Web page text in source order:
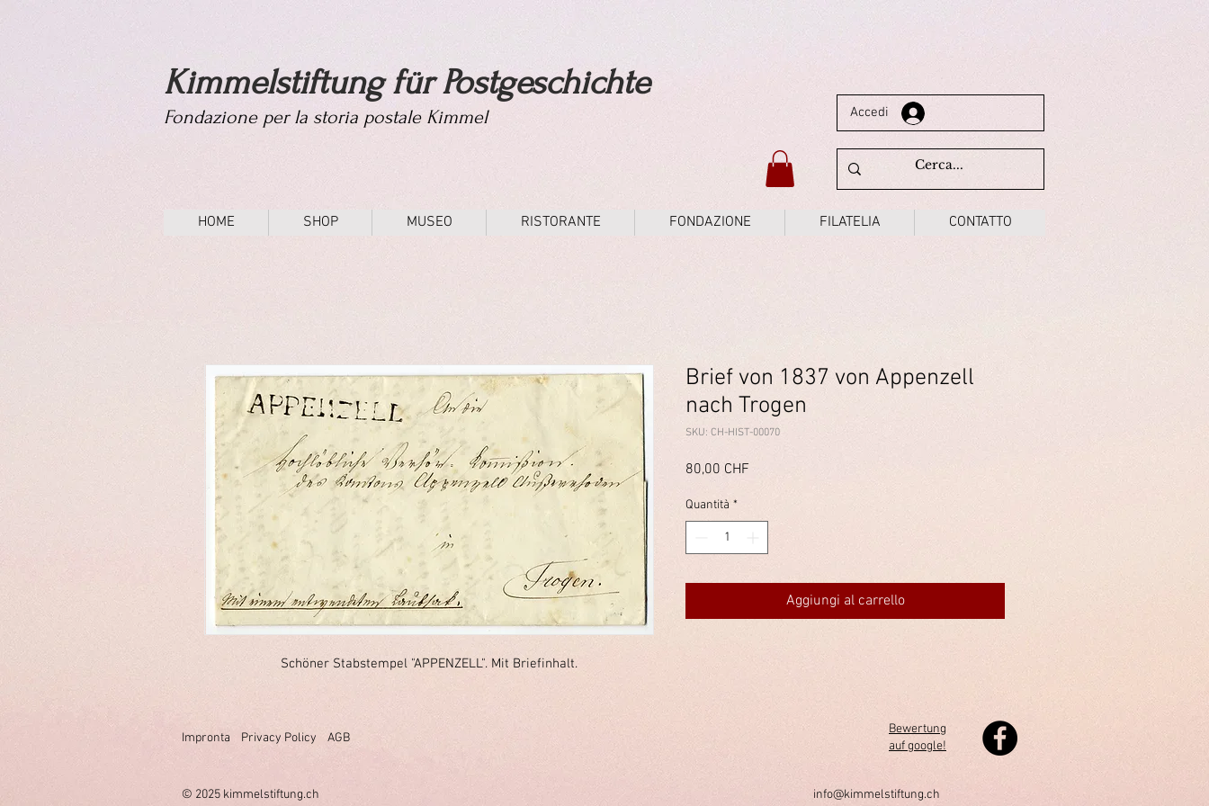
Kimmelstiftung für Postgeschichte
Fondazione per la storia postale Kimmel Accedi
HOME SHOP MUSEO RISTORANTE FONDAZIONE FILATELIA CONTATTO
Schöner Stabstempel "APPENZELL". Mit Briefinhalt.
Brief von 1837 von Appenzell
nach Trogen
SKU: CH-HIST-00070
80,00 CHF
Quantità *
Aggiungi al carrello
Impronta Privacy Policy AGB
Bewertung
auf google!
© 2025 kimmelstiftung.ch info@kimmelstiftung.ch